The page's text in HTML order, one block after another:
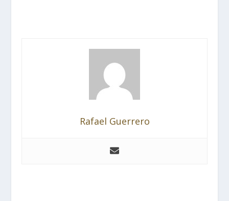
Rafael Guerrero